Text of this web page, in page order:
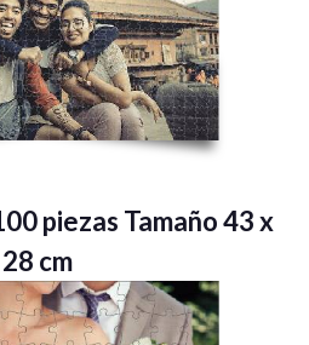
piezas Tamaño 43 x
28 cm